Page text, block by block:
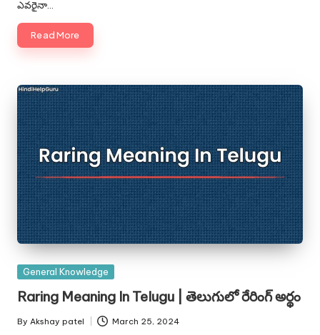
ఎవరైనా…
Read More
Posted
General Knowledge
Raring Meaning In Telugu | తెలుగులో రేరింగ్ అర్థం
Posted
By Akshay patel March 25, 2024